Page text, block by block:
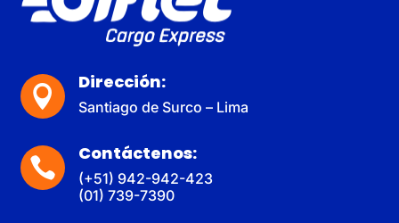

Dirección:
Santiago de Surco – Lima

Contáctenos:
(+51) 942-942-423
(01) 739-7390